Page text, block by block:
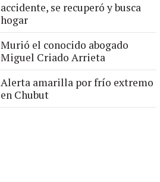
accidente, se recuperó y busca
hogar
Murió el conocido abogado
Miguel Criado Arrieta
Alerta amarilla por frío extremo
en Chubut